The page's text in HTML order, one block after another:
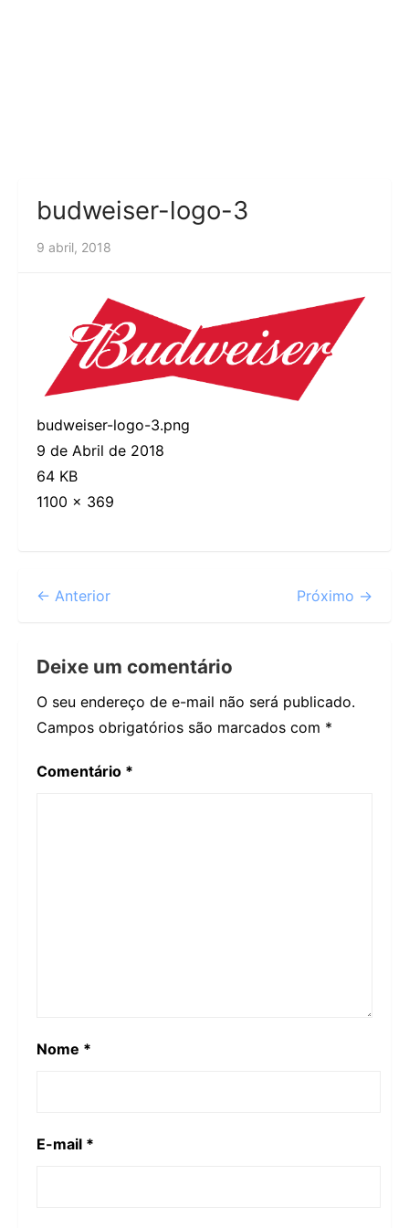
budweiser-logo-3
9 abril, 2018
budweiser-logo-3.png
9 de Abril de 2018
64 KB
1100 × 369
← Anterior Próximo →
Deixe um comentário
O seu endereço de e-mail não será publicado.
Campos obrigatórios são marcados com *
Comentário *
Nome *
E-mail *